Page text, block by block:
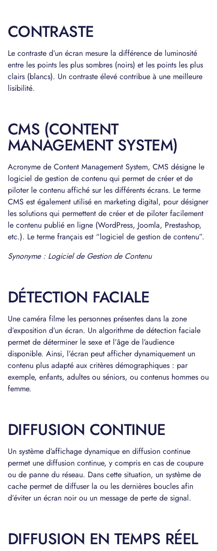
CONTRASTE
Le contraste d’un écran mesure la différence de luminosité
entre les points les plus sombres (noirs) et les points les plus
clairs (blancs). Un contraste élevé contribue à une meilleure
lisibilité.
CMS (CONTENT
MANAGEMENT SYSTEM)
Acronyme de Content Management System, CMS désigne le
logiciel de gestion de contenu qui permet de créer et de
piloter le contenu affiché sur les différents écrans. Le terme
CMS est également utilisé en marketing digital, pour désigner
les solutions qui permettent de créer et de piloter facilement
le contenu publié en ligne (WordPress, Joomla, Prestashop,
etc.). Le terme français est “logiciel de gestion de contenu”.
Synonyme : Logiciel de Gestion de Contenu
DÉTECTION FACIALE
Une caméra filme les personnes présentes dans la zone
d’exposition d’un écran. Un algorithme de détection faciale
permet de déterminer le sexe et l’âge de l’audience
disponible. Ainsi, l’écran peut afficher dynamiquement un
contenu plus adapté aux critères démographiques : par
exemple, enfants, adultes ou séniors, ou contenus hommes ou
femme.
DIFFUSION CONTINUE
Un système d’affichage dynamique en diffusion continue
permet une diffusion continue, y compris en cas de coupure
ou de panne du réseau. Dans cette situation, un système de
cache permet de diffuser la ou les dernières boucles afin
d’éviter un écran noir ou un message de perte de signal.
DIFFUSION EN TEMPS RÉEL